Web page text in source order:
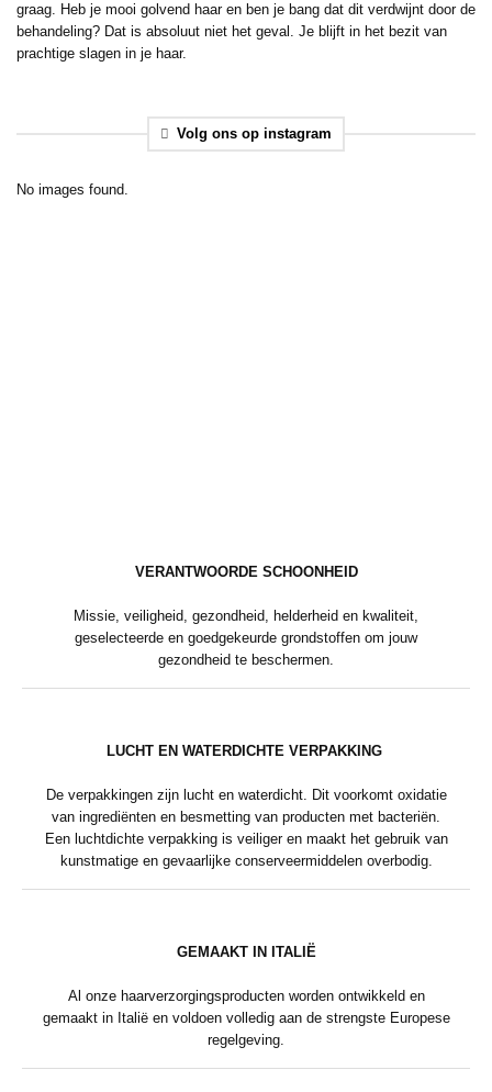
graag. Heb je mooi golvend haar en ben je bang dat dit verdwijnt door de
behandeling? Dat is absoluut niet het geval. Je blijft in het bezit van
prachtige slagen in je haar.
Volg ons op instagram
No images found.
VERANTWOORDE SCHOONHEID
Missie, veiligheid, gezondheid, helderheid en kwaliteit,
geselecteerde en goedgekeurde grondstoffen om jouw
gezondheid te beschermen.
LUCHT EN WATERDICHTE VERPAKKING
De verpakkingen zijn lucht en waterdicht. Dit voorkomt oxidatie
van ingrediënten en besmetting van producten met bacteriën.
Een luchtdichte verpakking is veiliger en maakt het gebruik van
kunstmatige en gevaarlijke conserveermiddelen overbodig.
GEMAAKT IN ITALIË
Al onze haarverzorgingsproducten worden ontwikkeld en
gemaakt in Italië en voldoen volledig aan de strengste Europese
regelgeving.